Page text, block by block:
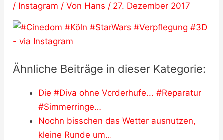
/ Instagram / Von Hans / 27. Dezember 2017
Ähnliche Beiträge in dieser Kategorie:
Die #Diva ohne Vorderhufe... #Reparatur
#Simmerringe…
Nochn bisschen das Wetter ausnutzen,
kleine Runde um…